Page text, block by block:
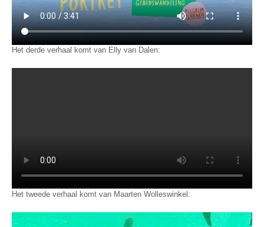
Het derde verhaal komt van Elly van Dalen:
Het tweede verhaal komt van Maarten Wolleswinkel: